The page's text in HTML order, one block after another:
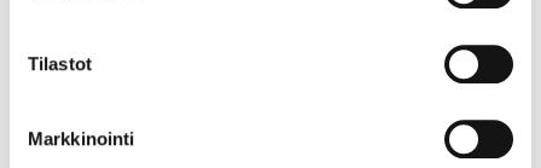
Tilastot
Markkinointi